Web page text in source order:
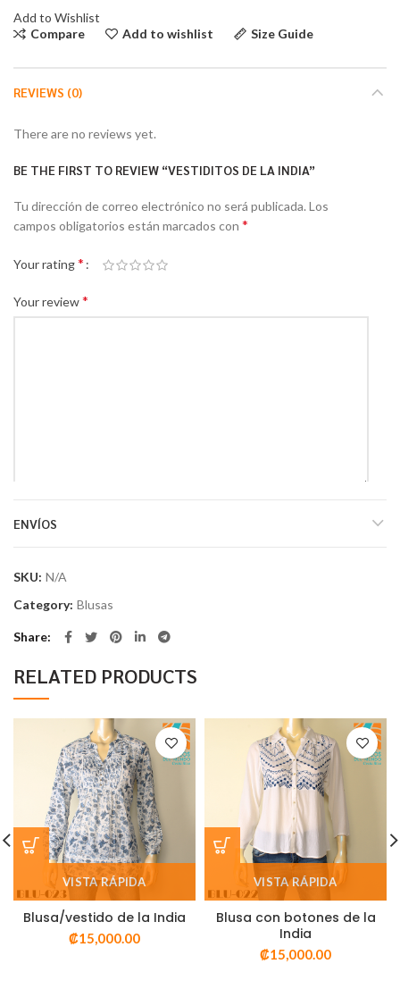
Add to Wishlist
Compare
Add to wishlist Size Guide
REVIEWS (0)
There are no reviews yet.
BE THE FIRST TO REVIEW “VESTIDITOS DE LA INDIA”
Tu dirección de correo electrónico no será publicada. Los
campos obligatorios están marcados con *
Your rating*
Your review*
Email *
ENVÍOS
SKU: N/A
Category: Blusas
Share
RELATED PRODUCTS
VISTA RÁPIDA
Blusa/vestido de la India
₡15,000.00
VISTA RÁPIDA
Blusa con botones de la
India
₡15,000.00